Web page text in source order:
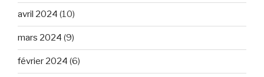
avril 2024 (10)
mars 2024 (9)
février 2024 (6)